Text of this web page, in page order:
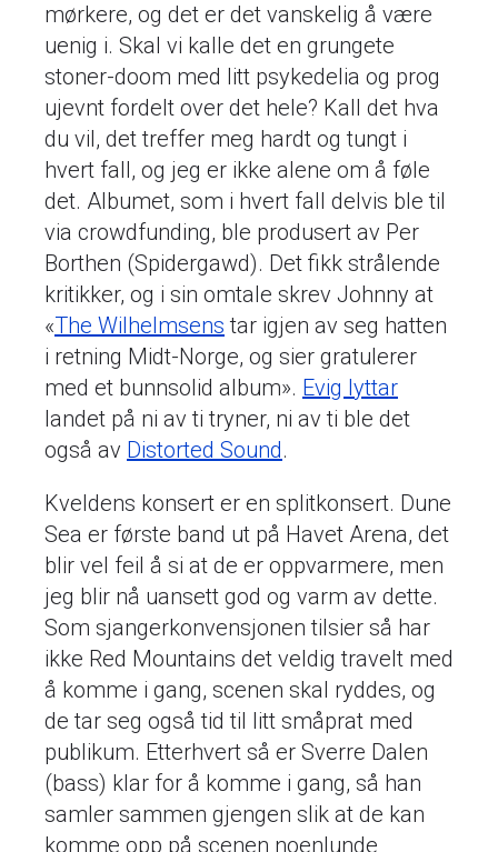
mørkere, og det er det vanskelig å være
uenig i. Skal vi kalle det en grungete
stoner-doom med litt psykedelia og prog
ujevnt fordelt over det hele? Kall det hva
du vil, det treffer meg hardt og tungt i
hvert fall, og jeg er ikke alene om å føle
det. Albumet, som i hvert fall delvis ble til
via crowdfunding, ble produsert av Per
Borthen (Spidergawd). Det fikk strålende
kritikker, og i sin omtale skrev Johnny at
«The Wilhelmsens tar igjen av seg hatten
i retning Midt-Norge, og sier gratulerer
med et bunnsolid album». Evig lyttar
landet på ni av ti tryner, ni av ti ble det
også av Distorted Sound .
Kveldens konsert er en splitkonsert. Dune
Sea er første band ut på Havet Arena, det
blir vel feil å si at de er oppvarmere, men
jeg blir nå uansett god og varm av dette.
Som sjangerkonvensjonen tilsier så har
ikke Red Mountains det veldig travelt med
å komme i gang, scenen skal ryddes, og
de tar seg også tid til litt småprat med
publikum. Etterhvert så er Sverre Dalen
(bass) klar for å komme i gang, så han
samler sammen gjengen slik at de kan
komme opp på scenen noenlunde